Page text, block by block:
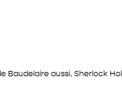
Baudelaire aussi. Sherlock